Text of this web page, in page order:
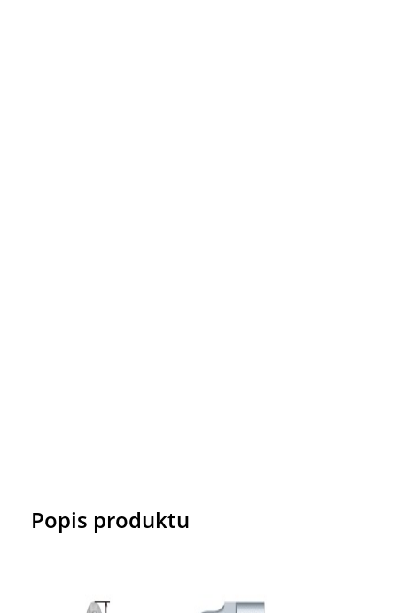
Popis produktu